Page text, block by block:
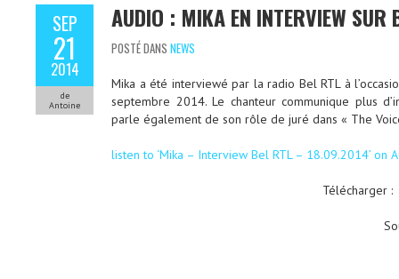
SEP
21
2014
de
Antoine
AUDIO : MIKA EN INTERVIEW SUR
POSTÉ DANS NEWS
Mika a été interviewé par la radio Bel RTL à
septembre 2014. Le chanteur communique plus
parle également de son rôle de juré dans « The
listen to ‘Mika – Interview Bel RTL – 18.09.2014’ on
Télécharger :